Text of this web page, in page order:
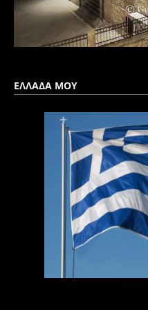
ΕΛΛΑΔΑ ΜΟΥ